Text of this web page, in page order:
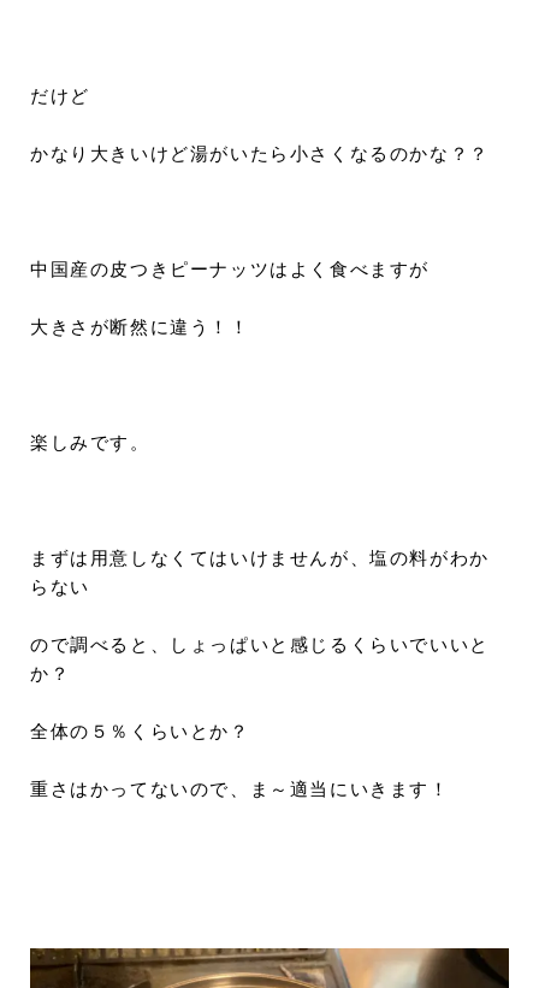
だけど
かなり大きいけど湯がいたら小さくなるのかな？？
中国産の皮つきピーナッツはよく食べますが
大きさが断然に違う！！
楽しみです。
まずは用意しなくてはいけませんが、塩の料がわか
らない
ので調べると、しょっぱいと感じるくらいでいいと
か？
全体の５％くらいとか？
重さはかってないので、ま～適当にいきます！